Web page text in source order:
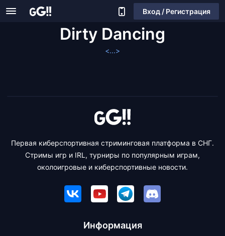
Вход / Регистрация
Dirty Dancing
<...>
Первая киберспортивная стриминговая платформа в СНГ.
Стримы игр и IRL, турниры по популярным играм,
околоигровые и киберспортивные новости.
Информация